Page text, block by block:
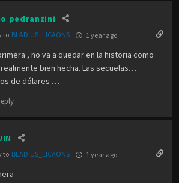
pedranzini
to BLADIUS_LICAONS 1 year ago
, no va a quedar en la historia como
bien hecha. Las secuelas…
de dólares …
to BLADIUS_LICAONS 1 year ago